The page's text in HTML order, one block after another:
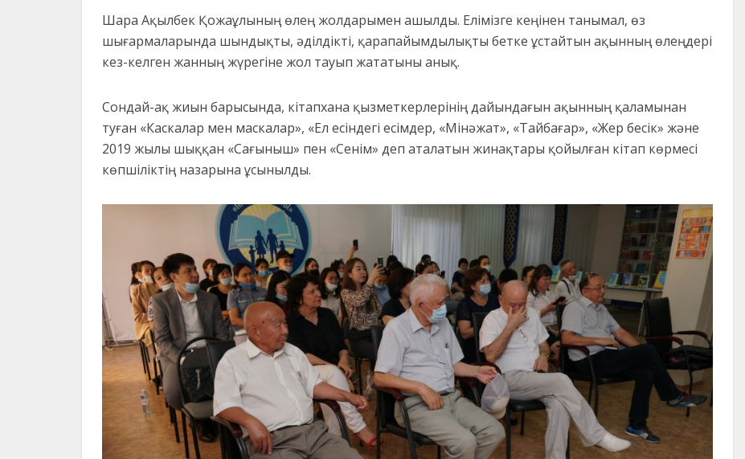
Шара Ақылбек Қожаұлының өлең жолдарымен ашылды. Елімізге кеңінен танымал, өз
шығармаларында шындықты, әділдікті, қарапайымдылықты бетке ұстайтын ақынның өлеңдері
кез-келген жанның жүрегіне жол тауып жататыны анық.
Сондай-ақ жиын барысында, кітапхана қызметкерлерінің дайындағын ақынның қаламынан
туған «Каскалар мен маскалар», «Ел есіндегі есімдер, «Мінәжат», «Тайбағар», «Жер бесік» және
2019 жылы шыққан «Сағыныш» пен «Сенім» деп аталатын жинақтары қойылған кітап көрмесі
көпшіліктің назарына ұсынылды.